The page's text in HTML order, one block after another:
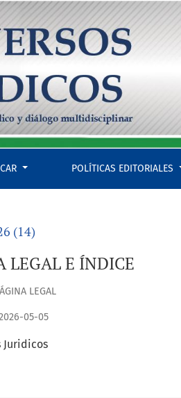
POLÍTICAS EDITORIALES
(14)
LEGAL E ÍNDICE
LEGAL
05-05
Juridicos